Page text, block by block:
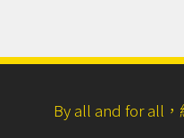
By all and for all，